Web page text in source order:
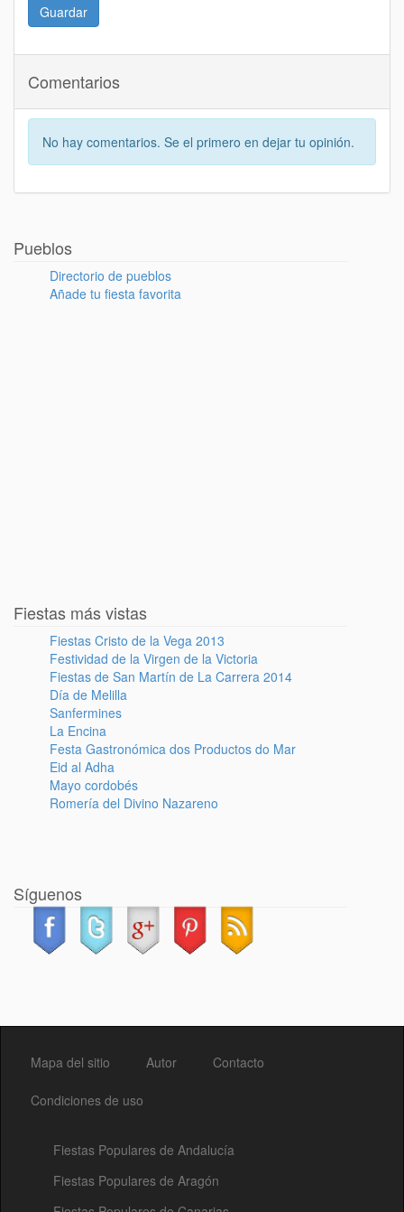
Guardar
Comentarios
No hay comentarios. Se el primero en dejar tu opinión.
Pueblos
Directorio de pueblos
Añade tu fiesta favorita
Fiestas más vistas
Fiestas Cristo de la Vega 2013
Festividad de la Virgen de la Victoria
Fiestas de San Martín de La Carrera 2014
Día de Melilla
Sanfermines
La Encina
Festa Gastronómica dos Productos do Mar
Eid al Adha
Mayo cordobés
Romería del Divino Nazareno
Síguenos
Mapa del sitio Autor Contacto
Condiciones de uso
Fiestas Populares de Andalucía
Fiestas Populares de Aragón